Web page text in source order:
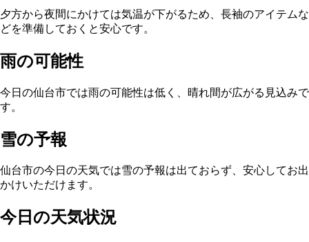
夕方から夜間にかけては気温が下がるため、長袖のアイテムな
どを準備しておくと安心です。
雨の可能性
今日の仙台市では雨の可能性は低く、晴れ間が広がる見込みで
す。
雪の予報
仙台市の今日の天気では雪の予報は出ておらず、安心してお出
かけいただけます。
今日の天気状況